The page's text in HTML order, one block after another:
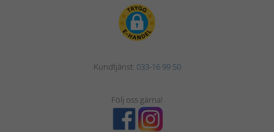
Kundtjänst: 033-16 99 50
Följ oss gärna!